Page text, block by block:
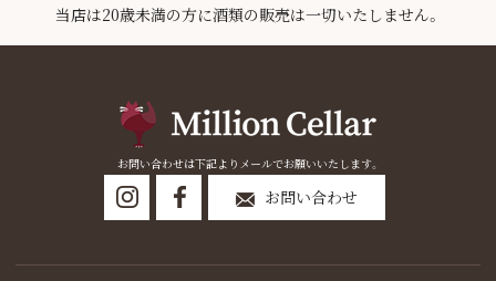
当店は20歳未満の方に酒類の販売は一切いたしません。
お問い合わせは下記よりメールでお願いいたします。
お問い合わせ